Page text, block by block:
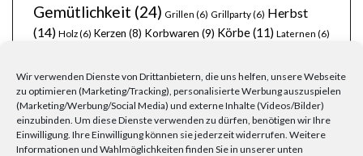
Wir verwenden Dienste von Drittanbietern, die uns helfen, unsere Webseite
zu optimieren (Marketing/Tracking), personalisierte Werbung auszuspielen
(Marketing/Werbung/Social Media) und externe Inhalte (Videos/Bilder)
einzubinden. Um diese Dienste verwenden zu dürfen, benötigen wir Ihre
Einwilligung. Ihre Einwilligung können sie jederzeit widerrufen. Weitere
Informationen und Wahlmöglichkeiten finden Sie in unserer unten
Gemütlichkeit (24) Grillen (6) Grillparty(6) Herbst
(14) Holz(6) Kerzen (8) Korbwaren (9) Körbe(11) Laternen (6)
Ostern(9)Party(13)Pflanzen(19) Rattan(5) Rezepte(7)
schöner Garten(10) Silvester stimmungsvoll(8)
Tischdecken(6) Weihnachten(22)Wohnen(25)
Wärme(6) Zuhause(23) Übertöpfe (6)